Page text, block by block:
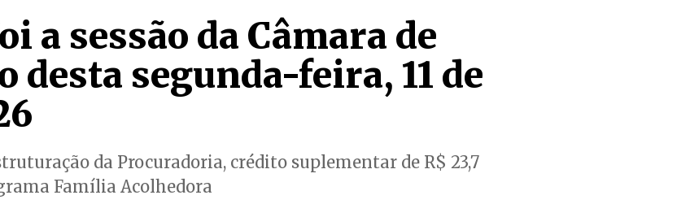
a sessão da Câmara de
desta segunda-feira, 11 de
da Procuradoria, crédito suplementar de R$ 23,7
Família Acolhedora